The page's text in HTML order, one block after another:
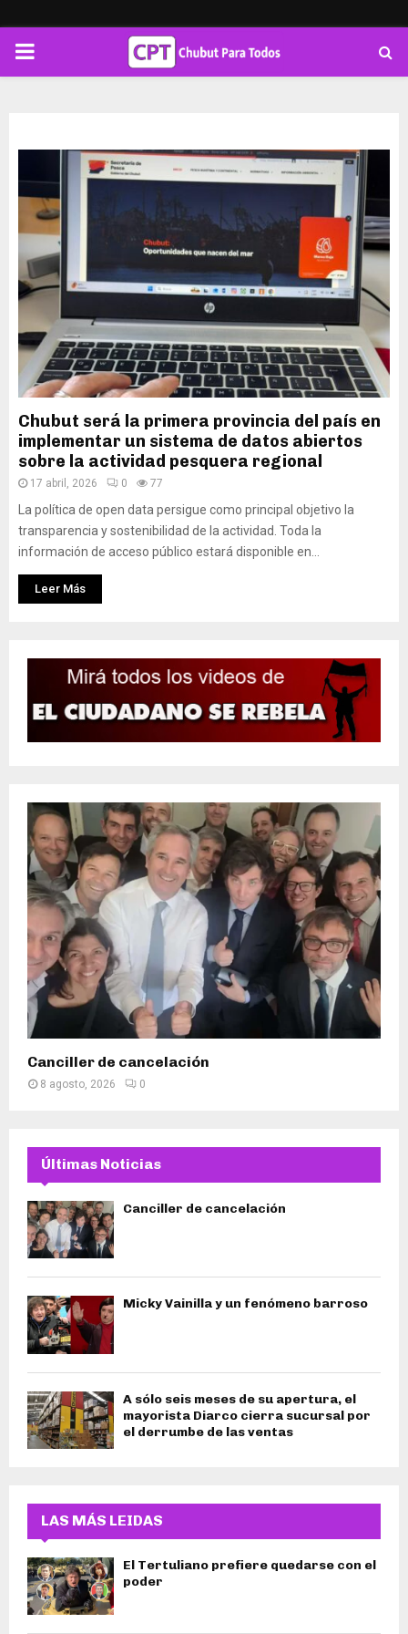
PRIMARY
Chubut será la primera provincia del país en
implementar un sistema de datos abiertos
sobre la actividad pesquera regional
17 abril, 2026 0 77
La política de open data persigue como principal objetivo la
transparencia y sostenibilidad de la actividad. Toda la
información de acceso público estará disponible en...
Leer Más
Canciller de cancelación
8 agosto, 2026 0
Últimas Noticias
Canciller de cancelación
Micky Vainilla y un fenómeno barroso
A sólo seis meses de su apertura, el
mayorista Diarco cierra sucursal por
el derrumbe de las ventas
LAS MÁS LEIDAS
El Tertuliano prefiere quedarse con el
poder